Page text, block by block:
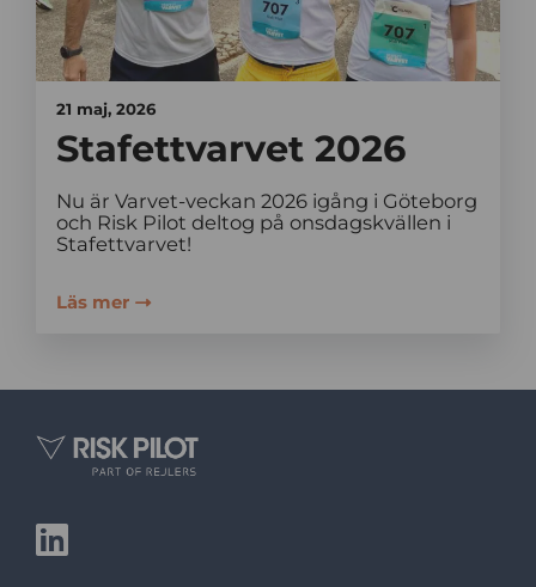
21 maj, 2026
Stafettvarvet 2026
Nu är Varvet-veckan 2026 igång i Göteborg
och Risk Pilot deltog på onsdagskvällen i
Stafettvarvet!
Läs mer